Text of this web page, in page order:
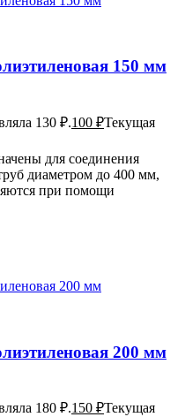
150 мм
130 ₽.100 ₽Текущая
для соединения
диаметром до 400 мм,
при помощи
200 мм
180 ₽.150 ₽Текущая